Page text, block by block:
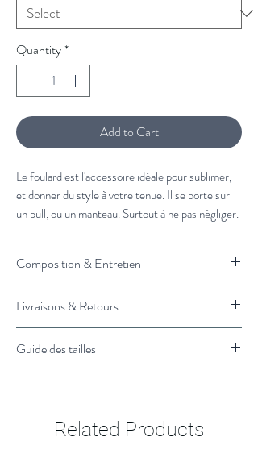
Quantity*
Add to Cart
Le foulard est l'accessoire idéale pour sublimer,
et donner du style à votre tenue. Il se porte sur
un pull, ou un manteau. Surtout à ne pas négliger.
Veste en laine Menschetun pull camionneur
Vous souhaitez plus de conseils de stylisme?
Cliquez ici et un styliste vous rappelle.
Composition & Entretien
Nettoyage à froid
Livraisons & Retours
Retrait en magasin : 1H
Retours gratuits, échanges &
Guide des tailles
Related Products